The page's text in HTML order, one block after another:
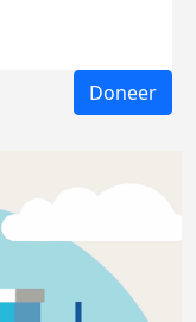
Doneer